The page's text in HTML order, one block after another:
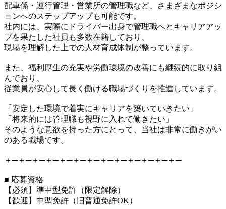
配車係・運行管理・営業所の管理職など、さまざまなポジシ
ョンへのステップアップも可能です。
社内には、実際にドライバー出身で管理職へとキャリアアッ
プを果たした社員も多数在籍しており、
現場を理解した上での人材育成体制が整っています。
また、福利厚生の充実や労働環境の改善にも継続的に取り組
んでおり、
従業員が安心して長く働ける職場づくりを推進しています。
「安定した環境で着実にキャリアを築いていきたい」
「将来的には管理職も視野に入れて働きたい」
そのような意欲を持った方にとって、当社は非常に働きがい
のある職場です。
＋─＋─＋─＋─＋─＋─＋─＋─＋─＋─＋─＋─＋─
■ 応募資格
【必須】準中型免許（限定解除）
【歓迎】中型免許（旧普通免許OK）